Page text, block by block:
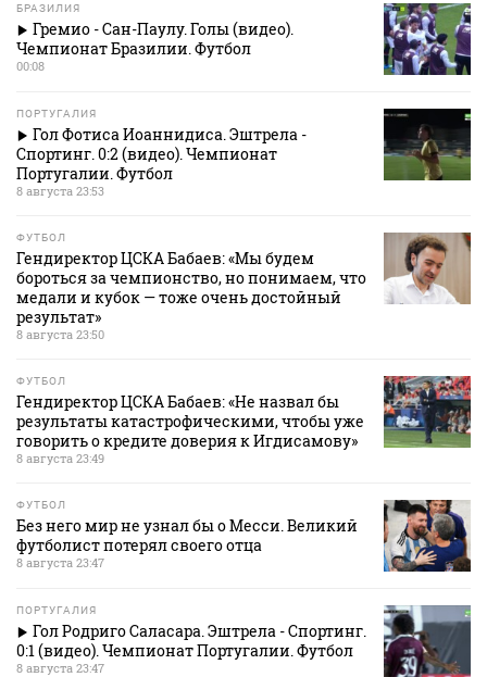
БРАЗИЛИЯ
Гремио - Сан-Паулу. Голы (видео).
Чемпионат Бразилии. Футбол
00:08
ПОРТУГАЛИЯ
Гол Фотиса Иоаннидиса. Эштрела -
Спортинг. 0:2 (видео). Чемпионат
Португалии. Футбол
8 августа 23:53
ФУТБОЛ
Гендиректор ЦСКА Бабаев: «Мы будем
бороться за чемпионство, но понимаем, что
медали и кубок — тоже очень достойный
результат»
8 августа 23:50
ФУТБОЛ
Гендиректор ЦСКА Бабаев: «Не назвал бы
результаты катастрофическими, чтобы уже
говорить о кредите доверия к Игдисамову»
8 августа 23:49
ФУТБОЛ
Без него мир не узнал бы о Месси. Великий
футболист потерял своего отца
8 августа 23:47
ПОРТУГАЛИЯ
Гол Родриго Саласара. Эштрела - Спортинг.
0:1 (видео). Чемпионат Португалии. Футбол
8 августа 23:47